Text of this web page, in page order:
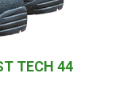
TECH 44